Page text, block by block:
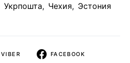
Укрпошта, Чехия, Эстония
VIBER FACEBOOK